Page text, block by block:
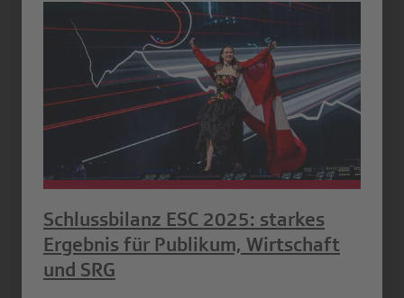
Schlussbilanz ESC 2025: starkes
Ergebnis für Publikum, Wirtschaft
und SRG